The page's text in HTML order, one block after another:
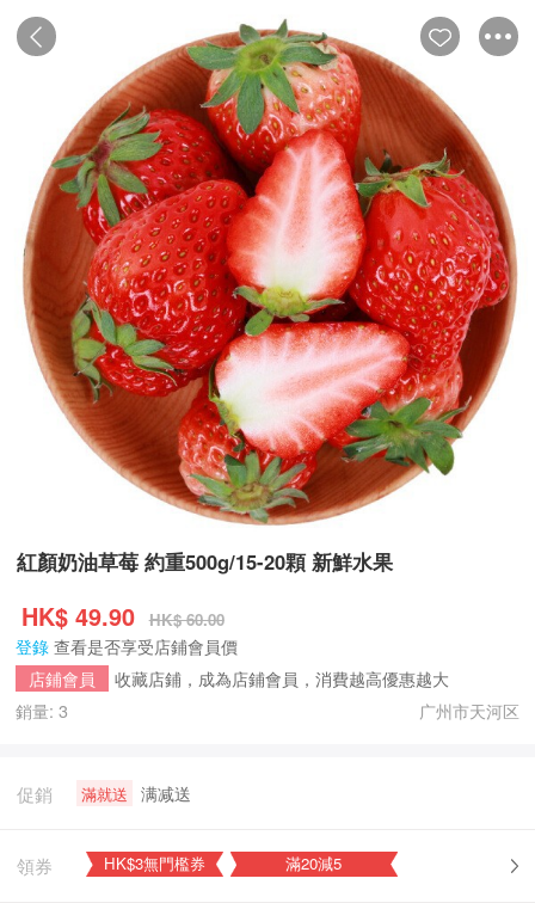
紅顏奶油草莓 約重500g/15-20顆 新鮮水果
HK$ 49.90 HK$ 60.00
登錄 查看是否享受店鋪會員價
店鋪會員
收藏店鋪，成為店鋪會員，消費越高優惠越大
銷量: 3
广州市天河区
促銷 滿就送 满减送
領券 HK$3無門檻券 滿20減5